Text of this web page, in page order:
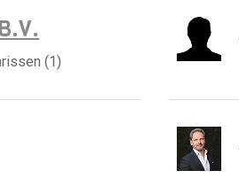
(1)